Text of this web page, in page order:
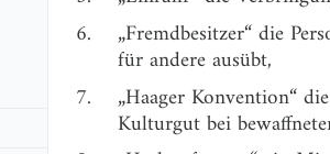
6.
„Fremdbesitzer“ die
für andere ausübt,
7.
„Haager Konvention“
Kulturgut bei